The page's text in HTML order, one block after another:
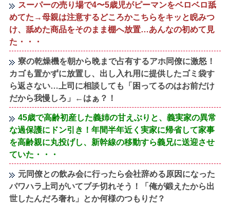
スーパーの売り場で4〜5歳児がピーマンをベロベロ舐
めてた→母親は注意するどころかこちらをキッと睨みつ
け、舐めた商品をそのまま棚へ放置…あんなの初めて見
た・・・
寮の乾燥機を朝から晩まで占有するアホ同僚に激怒！
カゴも置かずに放置し、出し入れ用に提供したゴミ袋す
ら返さない…上司に相談しても「困ってるのはお前だけ
だから我慢しろ」←はぁ？！
45歳で高齢初産した義姉の甘えぶりと、義実家の異常
な過保護にドン引き！年間半年近く実家に帰省して家事
を高齢親に丸投げし、新幹線の移動すら義兄に送迎させ
ていた・・・
元同僚との飲み会に行ったら会社辞める原因になった
パワハラ上司がいてブチ切れそう！「俺が鍛えたから出
世したんだろ奢れ」とか何様のつもりだ？